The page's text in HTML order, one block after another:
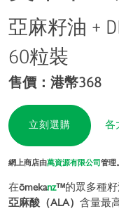
亞麻籽油 +
60粒裝
售價：港幣368
立刻選購 各
網上商店由萬資源有限公司管理
在ōmekanz™的眾多種籽
亞麻酸（ALA） 含量最